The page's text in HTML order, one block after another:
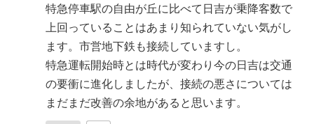
特急停車駅の自由が丘に比べて日吉が乗降客数で
上回っていることはあまり知られていない気がし
ます。市営地下鉄も接続していますし。
特急運転開始時とは時代が変わり今の日吉は交通
の要衝に進化しましたが、接続の悪さについては
まだまだ改善の余地があると思います。